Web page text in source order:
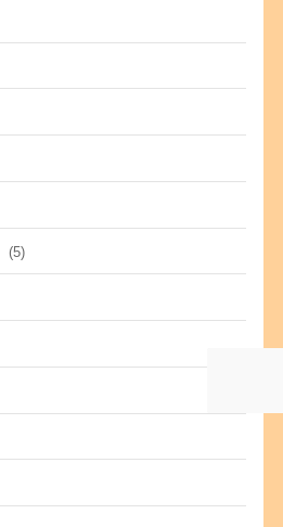
(5)